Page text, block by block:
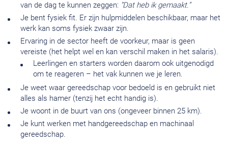
van de dag te kunnen zeggen: “Dat heb ik gemaakt.”
Je bent fysiek fit. Er zijn hulpmiddelen beschikbaar, maar het
werk kan soms fysiek zwaar zijn.
Ervaring in de sector heeft de voorkeur, maar is geen
vereiste (het helpt wel en kan verschil maken in het salaris).
Leerlingen en starters worden daarom ook uitgenodigd
om te reageren – het vak kunnen we je leren.
Je weet waar gereedschap voor bedoeld is en gebruikt niet
alles als hamer (tenzij het echt handig is).
Je woont in de buurt van ons (ongeveer binnen 25 km).
Je kunt werken met handgereedschap en machinaal
gereedschap.